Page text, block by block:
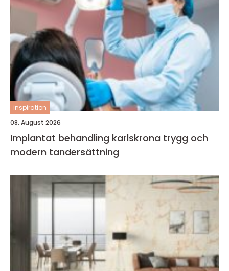
inspiration
08. August 2026
Implantat behandling karlskrona trygg och
modern tandersättning